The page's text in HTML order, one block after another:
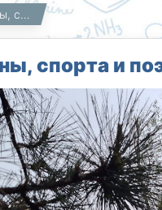
🌸 День весны, спорта и поэзии на Аллее писателей! 🏐📚
спорта и